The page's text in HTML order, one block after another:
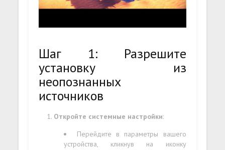
Шаг 1: Разрешите
установку из
неопознанных
источников
Откройте системные настройки:
Перейдите в параметры вашего
устройства, кликнув на иконку